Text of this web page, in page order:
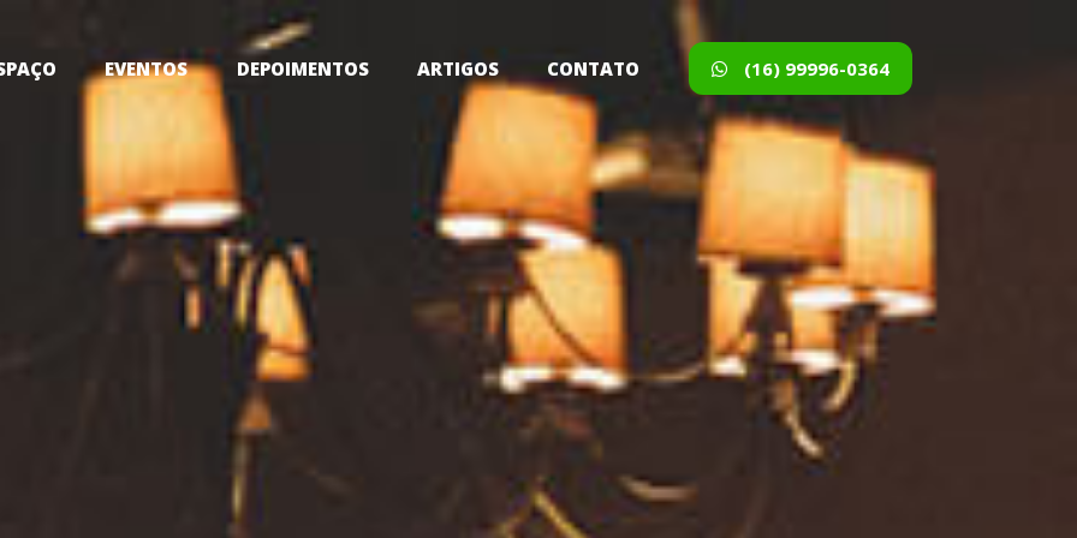
EVENTOS DEPOIMENTOS ARTIGOS CONTATO (16) 99996-0364